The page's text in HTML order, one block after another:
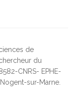
de
du
CNRS- EPHE-
sur-Marne.